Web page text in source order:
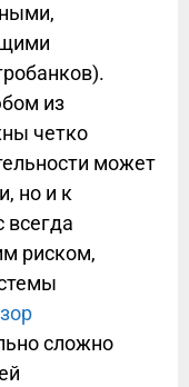
из
четко
может
но и к
всегда
риском,
сложно